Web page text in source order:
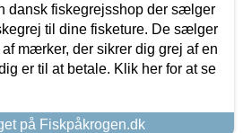
dansk fiskegrejsshop der sælger
til dine fisketure. De sælger
mærker, der sikrer dig grej af en
er til at betale. Klik her for at se
på Fiskpåkrogen.dk